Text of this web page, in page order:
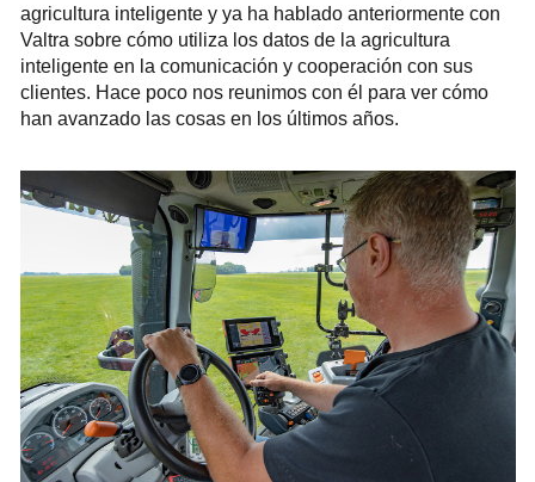
agricultura inteligente y ya ha hablado anteriormente con
Valtra sobre cómo utiliza los datos de la agricultura
inteligente en la comunicación y cooperación con sus
clientes. Hace poco nos reunimos con él para ver cómo
han avanzado las cosas en los últimos años.